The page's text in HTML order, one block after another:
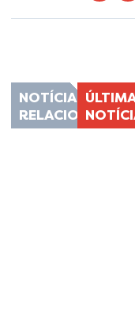
NOTÍCIAS
RELACIONADAS